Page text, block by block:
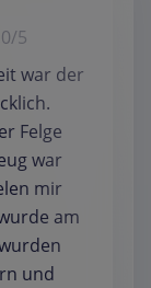
5
war der
Felge
war
mir
am
und